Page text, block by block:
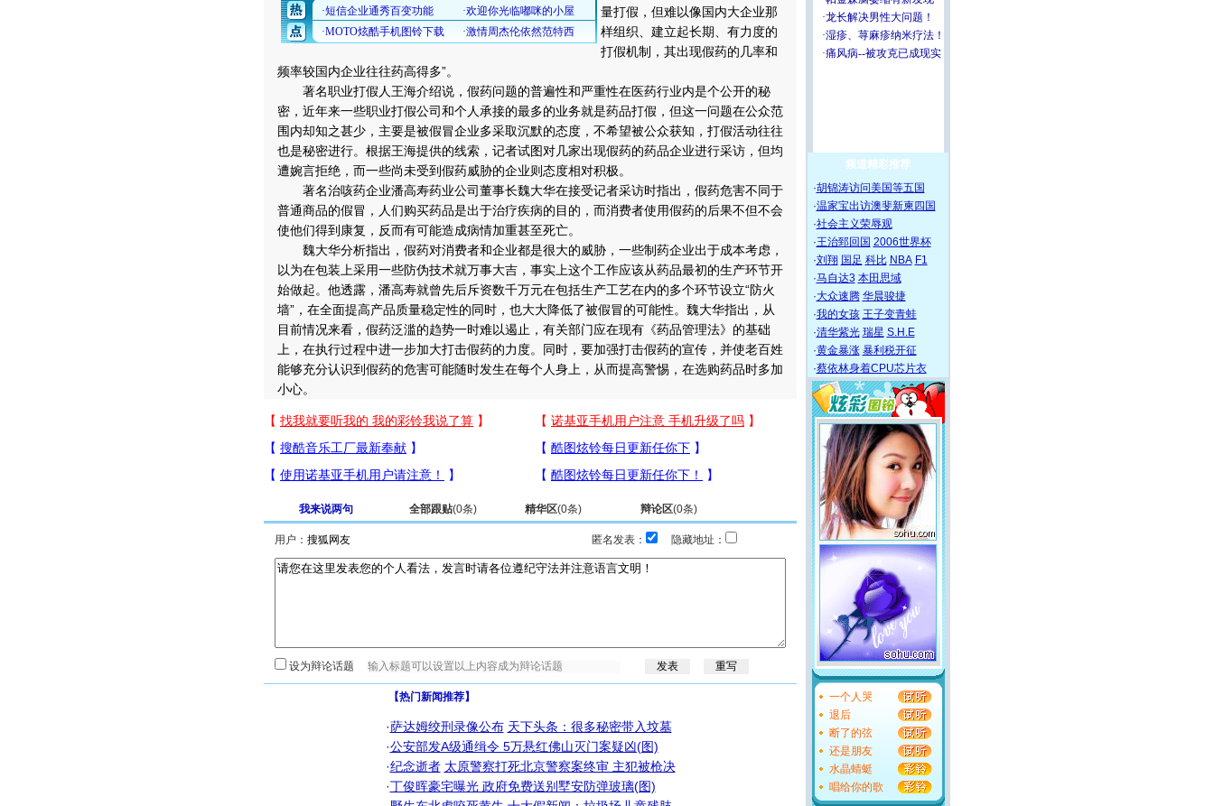
量打假，但难以像国内大企业那
样组织、建立起长期、有力度的
打假机制，其出现假药的几率和
频率较国内企业往往药高得多”。
著名职业打假人王海介绍说，假药问题的普遍性和严重性在医药行业内是个公开的秘
密，近年来一些职业打假公司和个人承接的最多的业务就是药品打假，但这一问题在公众范
围内却知之甚少，主要是被假冒企业多采取沉默的态度，不希望被公众获知，打假活动往往
也是秘密进行。根据王海提供的线索，记者试图对几家出现假药的药品企业进行采访，但均
遭婉言拒绝，而一些尚未受到假药威胁的企业则态度相对积极。
著名治咳药企业潘高寿药业公司董事长魏大华在接受记者采访时指出，假药危害不同于
普通商品的假冒，人们购买药品是出于治疗疾病的目的，而消费者使用假药的后果不但不会
使他们得到康复，反而有可能造成病情加重甚至死亡。
魏大华分析指出，假药对消费者和企业都是很大的威胁，一些制药企业出于成本考虑，
以为在包装上采用一些防伪技术就万事大吉，事实上这个工作应该从药品最初的生产环节开
始做起。他透露，潘高寿就曾先后斥资数千万元在包括生产工艺在内的多个环节设立“防火
墙”，在全面提高产品质量稳定性的同时，也大大降低了被假冒的可能性。魏大华指出，从
目前情况来看，假药泛滥的趋势一时难以遏止，有关部门应在现有《药品管理法》的基础
上，在执行过程中进一步加大打击假药的力度。同时，要加强打击假药的宣传，并使老百姓
能够充分认识到假药的危害可能随时发生在每个人身上，从而提高警惕，在选购药品时多加
小心。
我来说两句 全部跟贴(0条) 精华区(0条) 辩论区(0条)
用户： 匿名发表： 隐藏地址：
设为辩论话题
【热门新闻推荐】
·萨达姆绞刑录像公布 天下头条：很多秘密带入坟墓
·公安部发A级通缉令 5万悬红佛山灭门案疑凶(图)
·纪念逝者 太原警察打死北京警察案终审 主犯被枪决
·丁俊晖豪宅曝光 政府免费送别墅安防弹玻璃(图)
频道精彩推荐
·胡锦涛访问美国等五国
·温家宝出访澳斐新柬四国
·社会主义荣辱观
·王治郅回国 2006世界杯
·刘翔 国足 科比 NBA F1
·马自达3 本田思域
·大众速腾 华晨骏捷
·我的女孩 王子变青蛙
·清华紫光 瑞星 S.H.E
·黄金暴涨 暴利税开征
·蔡依林身着CPU芯片衣
一个人哭
退后
断了的弦
还是朋友
水晶蜻蜓
唱给你的歌